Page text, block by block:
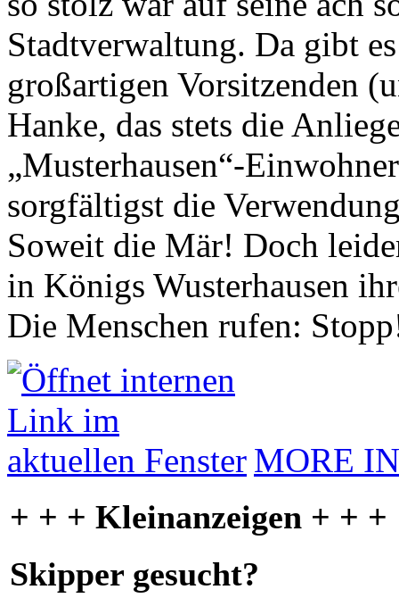
Stadtverwaltung. Da gibt
großartigen Vorsitzenden
Hanke, das stets die
„Musterhausen“-
sorgfältigst die
Soweit die Mär! Doch
in Königs Wusterhausen
Die Menschen rufen:
MORE
+ + + Kleinanzeigen + + +
Skipper gesucht?